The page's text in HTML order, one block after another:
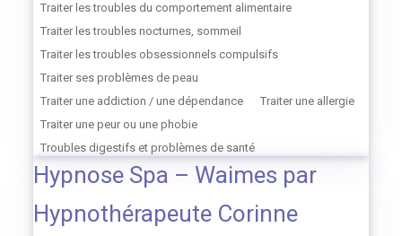
Traiter les troubles du comportement alimentaire
Traiter les troubles nocturnes, sommeil
Traiter les troubles obsessionnels compulsifs
Traiter ses problèmes de peau
Traiter une addiction / une dépendance
Traiter une allergie
Traiter une peur ou une phobie
Troubles digestifs et problèmes de santé
Hypnose Spa – Waimes par
Hypnothérapeute Corinne